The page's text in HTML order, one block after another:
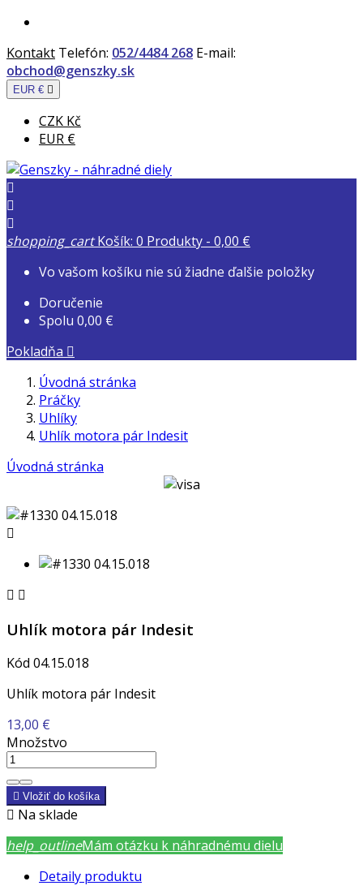
Kontakt Telefón: 052/4484 268 E-mail:
obchod@genszky.sk
EUR € 
CZK Kč
EUR €



shopping_cart Košík: 0 Produkty - 0,00 €
Vo vašom košíku nie sú žiadne ďalšie položky
Doručenie
Spolu 0,00 €
Pokladňa 
Úvodná stránka
Práčky
Uhlíky
Uhlík motora pár Indesit
Úvodná stránka

 
Uhlík motora pár Indesit
Kód 04.15.018
Uhlík motora pár Indesit
13,00 €
Množstvo
 Vložiť do košíka
 Na sklade
help_outlineMám otázku k náhradnému dielu
Detaily produktu